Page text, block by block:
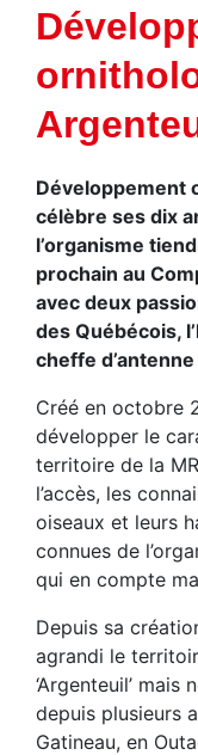
Développement
célèbre ses dix
l’organisme
prochain au
avec deux
des Québécois,
cheffe
Créé en octobre
développer le
territoire de la
l’accès, les
oiseaux et leurs
connues de
qui en compte
Depuis sa
agrandi le
‘Argenteuil’
depuis plusieurs
Gatineau, en